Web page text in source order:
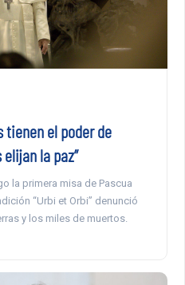
tienen el poder de
la paz”
la primera misa de Pascua
“Urbi et Orbi” denunció
y los miles de muertos.